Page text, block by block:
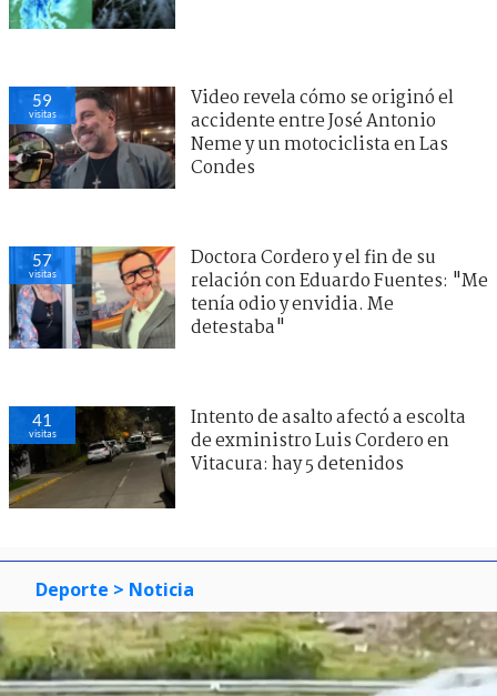
59
visitas
Video revela cómo se originó el
accidente entre José Antonio
Neme y un motociclista en Las
Condes
57
visitas
Doctora Cordero y el fin de su
relación con Eduardo Fuentes: "Me
tenía odio y envidia. Me
detestaba"
41
visitas
Intento de asalto afectó a escolta
de exministro Luis Cordero en
Vitacura: hay 5 detenidos
Deporte > Noticia